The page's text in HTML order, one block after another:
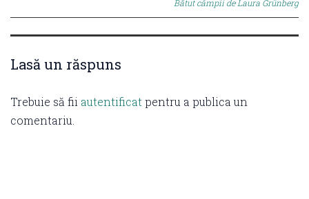
Bătut câmpii de Laura Grünberg
Lasă un răspuns
Trebuie să fii autentificat pentru a publica un
comentariu.